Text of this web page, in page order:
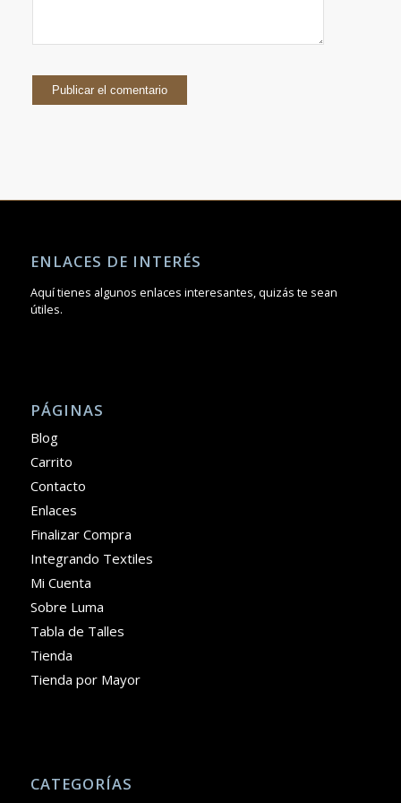
ENLACES DE INTERÉS
Aquí tienes algunos enlaces interesantes, quizás te sean
útiles.
PÁGINAS
Blog
Carrito
Contacto
Enlaces
Finalizar Compra
Integrando Textiles
Mi Cuenta
Sobre Luma
Tabla de Talles
Tienda
Tienda por Mayor
CATEGORÍAS